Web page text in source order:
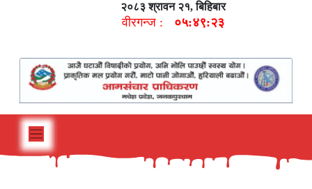
२०८३ श्रावन २१, बिहिबार
वीरगन्ज : ०५:४९:२४